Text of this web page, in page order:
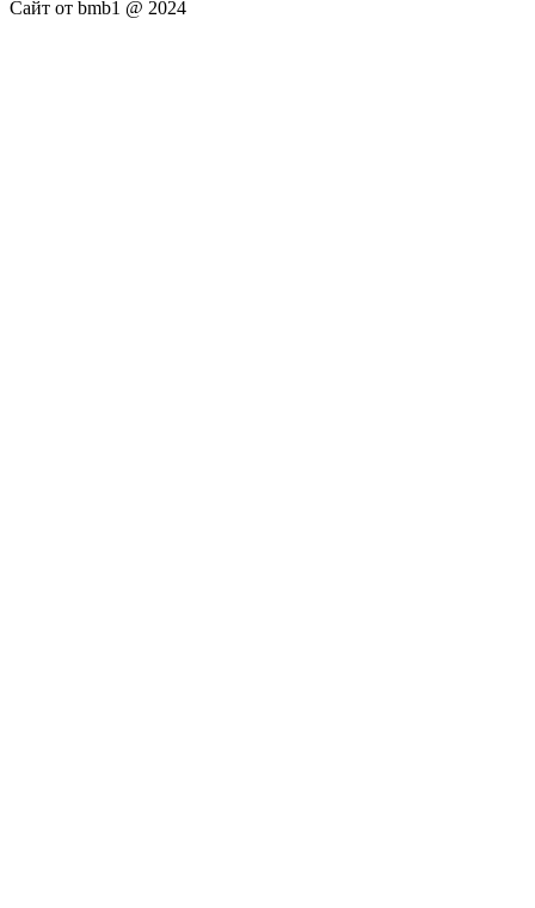
Сайт от bmb1 @ 2024